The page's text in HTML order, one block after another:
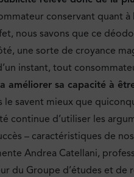
conservant quant
nous savons que ce
une sorte de croyance
instant, tout
améliorer sa capacité à
le savent mieux que
continue d’utiliser les
– caractéristiques de
Andrea Catellani,
du Groupe d’études et de